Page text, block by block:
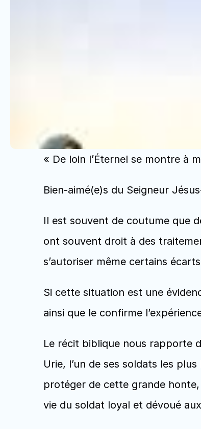
« De loin l’Éternel se montre à
Bien-aimé(e)s du Seigneur
Il est souvent de coutume que
ont souvent droit à des
s’autoriser même certains
Si cette situation est une
ainsi que le confirme
Le récit biblique nous rapporte
Urie, l’un de ses soldats les
protéger de cette grande honte,
vie du soldat loyal et dévoué